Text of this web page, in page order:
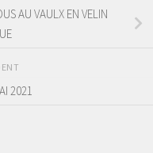
AU VAULX EN VELIN
2021